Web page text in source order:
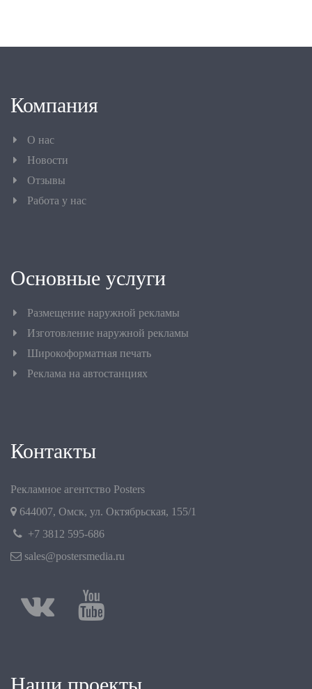
Компания
О нас
Новости
Отзывы
Работа у нас
Основные услуги
Размещение наружной рекламы
Изготовление наружной рекламы
Широкоформатная печать
Реклама на автостанциях
Контакты
Рекламное агентство Posters
644007, Омск, ул. Октябрьская, 155/1
+7 3812 595-686
sales@postersmedia.ru